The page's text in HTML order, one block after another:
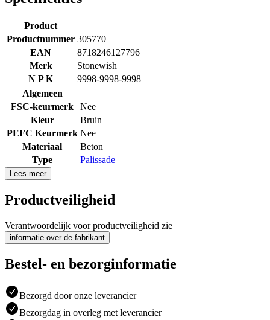
Product
Productnummer 305770
EAN
8718246127796
Merk
Stonewish
N P K
9998-9998-9998
Algemeen
FSC-keurmerk
Nee
Kleur
Bruin
PEFC Keurmerk Nee
Materiaal
Beton
Type
Palissade
Lees meer
Productveiligheid
Verantwoordelijk voor productveiligheid zie
informatie over de fabrikant
Bestel- en bezorginformatie
Bezorgd door onze leverancier
Bezorgdag in overleg met leverancier